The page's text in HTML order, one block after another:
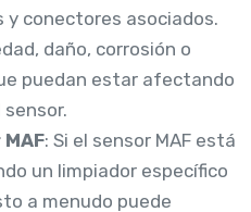
y conectores asociados.
daño, corrosión o
puedan estar afectando
: Si el sensor MAF está
un limpiador específico
a menudo puede